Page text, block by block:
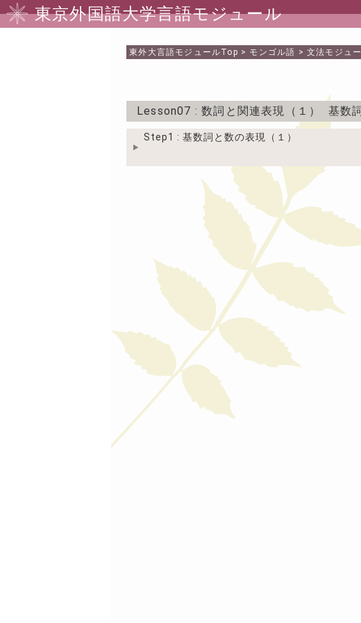
東京外国語大学言語モジュール
東外大言語モジュールTop > モンゴル語 >文法モジュ
Lesson07 : 数詞と関連表現（１） 基数
Step1 : 基数詞と数の表現（１）